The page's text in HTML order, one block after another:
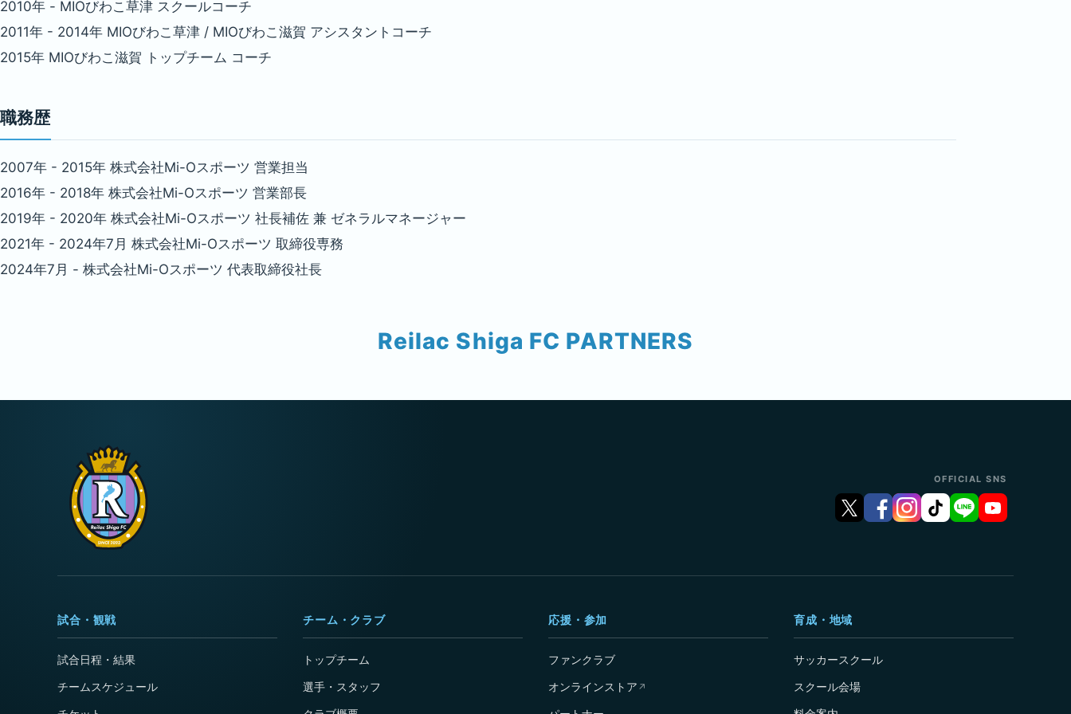
2010年 - MIOびわこ草津 スクールコーチ
2011年 - 2014年 MIOびわこ草津 / MIOびわこ滋賀 アシスタントコーチ
2015年 MIOびわこ滋賀 トップチーム コーチ
職務歴
2007年 - 2015年 株式会社Mi-Oスポーツ 営業担当
2016年 - 2018年 株式会社Mi-Oスポーツ 営業部長
2019年 - 2020年 株式会社Mi-Oスポーツ 社長補佐 兼 ゼネラルマネージャー
2021年 - 2024年7月 株式会社Mi-Oスポーツ 取締役専務
2024年7月 - 株式会社Mi-Oスポーツ 代表取締役社長
Reilac Shiga FC PARTNERS
OFFICIAL SNS
試合・観戦
試合日程・結果
チームスケジュール
チーム・クラブ
トップチーム
選手・スタッフ
応援・参加
ファンクラブ
オンラインストア ↗
育成・地域
サッカースクール
スクール会場